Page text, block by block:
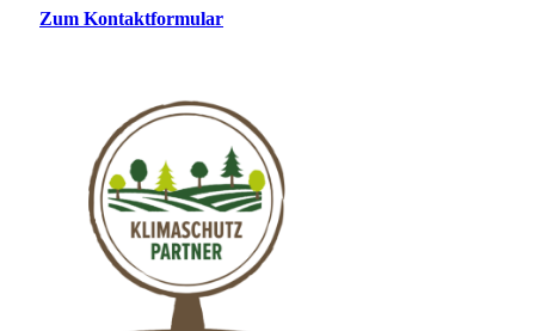
Zum Kontaktformular